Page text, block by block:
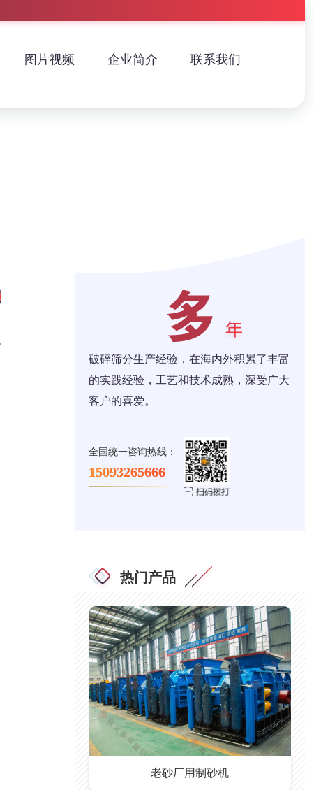
图片视频 企业简介 联系我们
破碎筛分生产经验，在海内外积累了丰富
的实践经验，工艺和技术成熟，深受广大
客户的喜爱。
全国统一咨询热线：
15093265666
热门产品
老砂厂用制砂机